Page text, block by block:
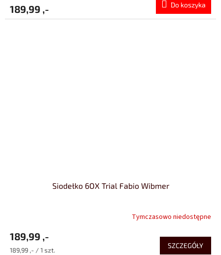
189,99 ,- Do koszyka
Siodełko 6OX Trial Fabio Wibmer
Tymczasowo niedostępne
189,99 ,-
Cena
189,99 ,- / 1 szt.
SZCZEGÓŁY